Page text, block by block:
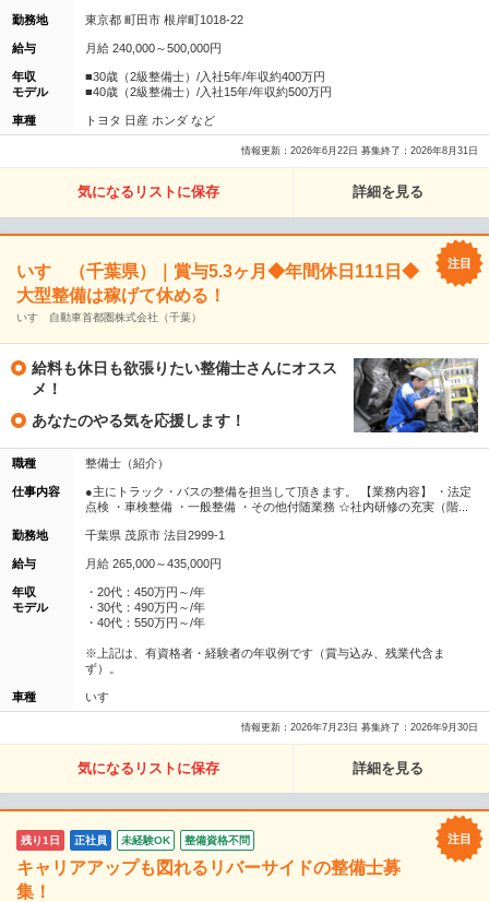
勤務地 東京都 町田市 根岸町1018-22
給与 月給 240,000～500,000円
年収
モデル
■30歳（2級整備士）/入社5年/年収約400万円
■40歳（2級整備士）/入社15年/年収約500万円
車種 トヨタ 日産 ホンダ など
情報更新：2026年6月22日 募集終了：2026年8月31日
気になるリストに保存 詳細を見る
いすゞ（千葉県）｜賞与5.3ヶ月◆年間休日111日◆
大型整備は稼げて休める！
いすゞ自動車首都圏株式会社（千葉）
給料も休日も欲張りたい整備士さんにオスス
メ！
あなたのやる気を応援します！
職種 整備士（紹介）
仕事内容
●主にトラック・バスの整備を担当して頂きます。 【業務内容】 ・法定
点検 ・車検整備 ・一般整備 ・その他付随業務 ☆社内研修の充実（階...
勤務地 千葉県 茂原市 法目2999-1
給与 月給 265,000～435,000円
年収
モデル
・20代：450万円～/年
・30代：490万円～/年
・40代：550万円～/年
※上記は、有資格者・経験者の年収例です（賞与込み、残業代含ま
ず）。
車種 いすゞ
情報更新：2026年7月23日 募集終了：2026年9月30日
気になるリストに保存 詳細を見る
残り1日 正社員 未経験OK 整備資格不問
キャリアアップも図れるリバーサイドの整備士募
集！